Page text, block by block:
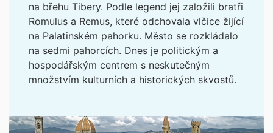
na břehu Tibery. Podle legend jej založili bratři
Romulus a Remus, které odchovala vlčice žijící
na Palatinském pahorku. Město se rozkládalo
na sedmi pahorcích. Dnes je politickým a
hospodářským centrem s neskutečným
množstvím kulturních a historických skvostů.